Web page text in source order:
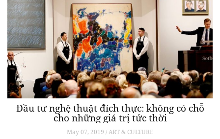
Đầu tư nghệ thuật đích thực: không có chỗ
cho những giá trị tức thời
May 07, 2019 / ART & CULTURE